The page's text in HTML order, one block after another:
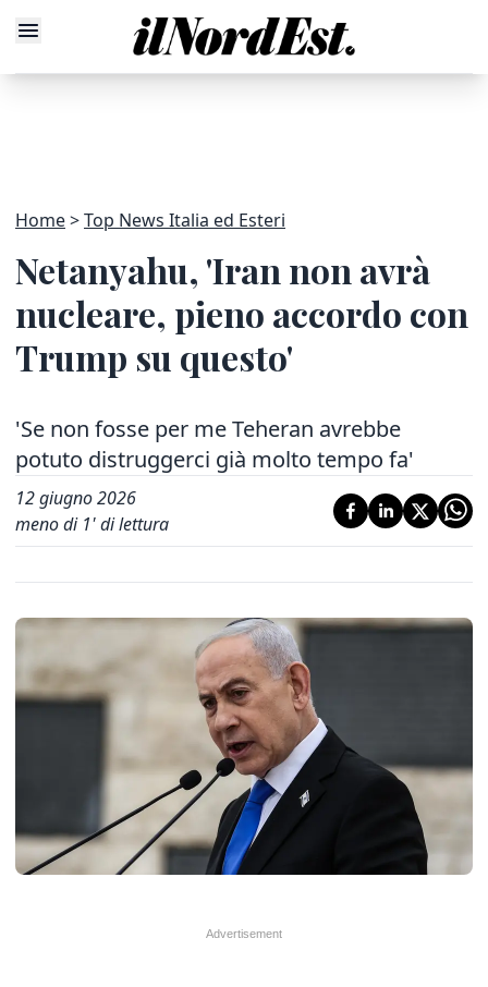
Home Top News Italia ed Esteri
Netanyahu, 'Iran non avrà
nucleare, pieno accordo con
Trump su questo'
'Se non fosse per me Teheran avrebbe
potuto distruggerci già molto tempo fa'
12 giugno 2026
meno di 1' di lettura